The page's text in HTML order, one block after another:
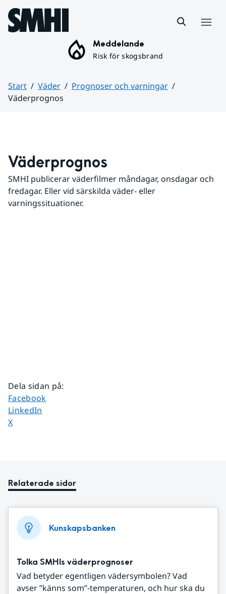
Hoppa till sidans innehåll
Meddelande
Risk för skogsbrand
Start Väder
Prognoser och varningar
Väderprognos
Väderprognos
SMHI publicerar väderfilmer måndagar, onsdagar och
fredagar. Eller vid särskilda väder- eller
varningssituationer.
Dela sidan på:
Dela sidan på
Facebook
Dela sidan på
LinkedIn
Dela sidan på
X
Relaterade sidor
Kunskapsbanken
Tolka SMHIs väderprognoser
Vad betyder egentligen vädersymbolen? Vad
avser ”känns som”-temperaturen, och hur ska du